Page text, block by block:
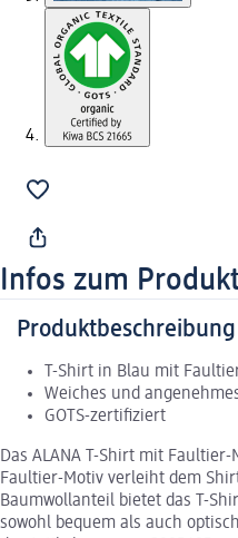
Infos zum
Produktbeschreibung
T-Shirt in Blau mit
Weiches und
GOTS-zertifiziert
Das ALANA T-Shirt mit
Faultier-Motiv verleiht dem
Baumwollanteil bietet das T-
sowohl bequem als auch